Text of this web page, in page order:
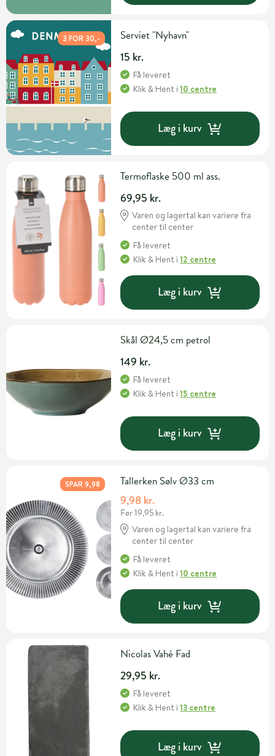
3 FOR 30,- Serviet "Nyhavn"
15 kr.
Få leveret
Klik & Hent i10 centre
Læg i kurv
Termoflaske 500 ml ass.
69,95 kr.
Varen og lagertal kan variere fra
center til center
Få leveret
Klik & Hent i12 centre
Læg i kurv
Skål Ø24,5 cm petrol
149 kr.
Få leveret
Klik & Hent i15 centre
Læg i kurv
SPAR 9,98 Tallerken Sølv Ø33 cm
9,98 kr.
Før 19,95 kr.
Varen og lagertal kan variere fra
center til center
Få leveret
Klik & Hent i10 centre
Læg i kurv
Nicolas Vahé Fad
29,95 kr.
Få leveret
Klik & Hent i13 centre
Læg i kurv